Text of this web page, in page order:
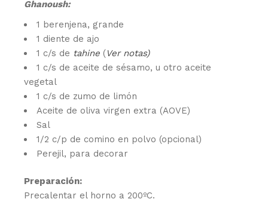
Ghanoush:
1 berenjena, grande
1 diente de ajo
1 c/s de tahine (Ver notas)
1 c/s de aceite de sésamo, u otro aceite
vegetal
1 c/s de zumo de limón
Aceite de oliva virgen extra (AOVE)
Sal
1/2 c/p de comino en polvo (opcional)
Perejil, para decorar
Preparación:
Precalentar el horno a 200ºC.